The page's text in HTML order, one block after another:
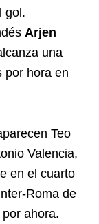
gol.
Arjen
una
por hora en
Teo
Valencia,
en el cuarto
Roma de
ahora.